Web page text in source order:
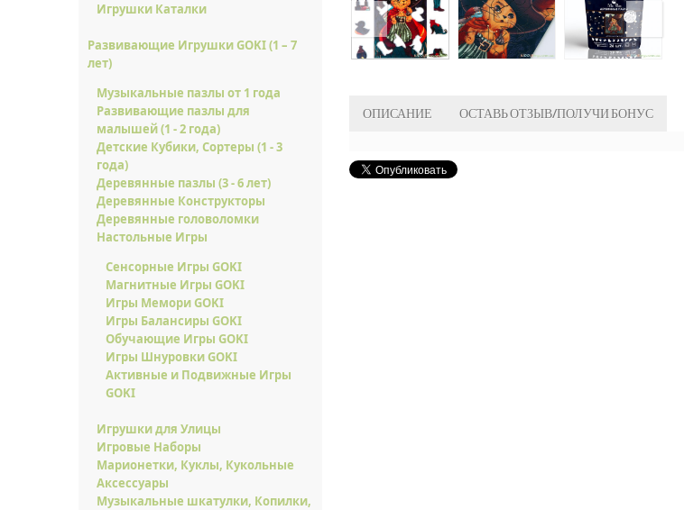
Игрушки Каталки
Развивающие Игрушки GOKI (1 – 7
лет)
Музыкальные пазлы от 1 года
Развивающие пазлы для
малышей (1 - 2 года)
Детские Кубики, Сортеры (1 - 3
года)
Деревянные пазлы (3 - 6 лет)
Деревянные Конструкторы
Деревянные головоломки
Настольные Игры
Сенсорные Игры GOKI
Магнитные Игры GOKI
Игры Мемори GOKI
Игры Балансиры GOKI
Обучающие Игры GOKI
Игры Шнуровки GOKI
Активные и Подвижные Игры
GOKI
Игрушки для Улицы
Игровые Наборы
Марионетки, Куклы, Кукольные
Аксессуары
Музыкальные шкатулки, Копилки,
ОПИСАНИЕ ОСТАВЬ ОТЗЫВ/ПОЛУЧИ БОНУС